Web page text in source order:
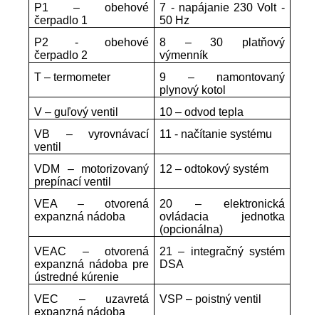
P1 – obehové
čerpadlo 1
7 - napájanie 230 Volt -
50 Hz
P2 - obehové
čerpadlo 2
8 – 30 platňový
výmenník
T – termometer
9 – namontovaný
plynový kotol
V – guľový ventil
10 – odvod tepla
VB – vyrovnávací
ventil
11 - načítanie systému
VDM – motorizovaný
prepínací ventil
12 – odtokový systém
VEA – otvorená
expanzná nádoba
20 – elektronická
ovládacia jednotka
(opcionálna)
VEAC – otvorená
expanzná nádoba pre
ústredné kúrenie
21 – integračný systém
DSA
VEC – uzavretá
expanzná nádoba
VSP – poistný ventil